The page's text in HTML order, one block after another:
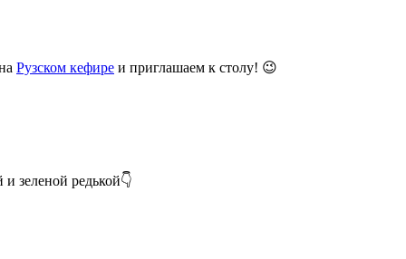
Рузском кефире и приглашаем к столу! 😉
зеленой редькой👇